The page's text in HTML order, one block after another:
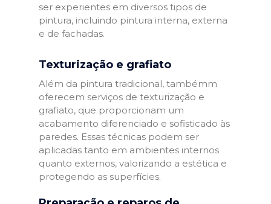
ser experientes em diversos tipos de
pintura, incluindo pintura interna, externa
e de fachadas.
Texturização e grafiato
Além da pintura tradicional, tambémm
oferecem serviços de texturização e
grafiato, que proporcionam um
acabamento diferenciado e sofisticado às
paredes. Essas técnicas podem ser
aplicadas tanto em ambientes internos
quanto externos, valorizando a estética e
protegendo as superfícies.